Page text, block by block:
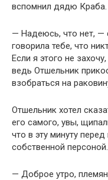
вспомнил дядю Краба.
— Надеюсь, что нет, —
говорила тебе, что
Если я этого не
ведь Отшельник
взобраться на
Отшельник хотел
его самого, увы,
что в эту минуту
собственной персоной.
— Доброе утро,